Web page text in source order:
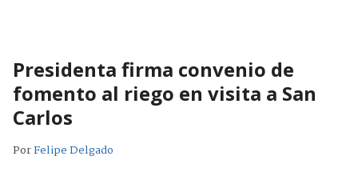
Presidenta firma convenio de
fomento al riego en visita a San
Carlos
PorFelipe Delgado